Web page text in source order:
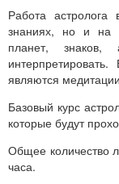
Работа
знаниях, но и на
планет,
являются
Базовый курс
которые будут
Общее количество
часа.